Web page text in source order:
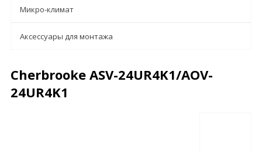
Микро-климат
Аксессуары для монтажа
Cherbrooke ASV-24UR4K1/AOV-
24UR4K1